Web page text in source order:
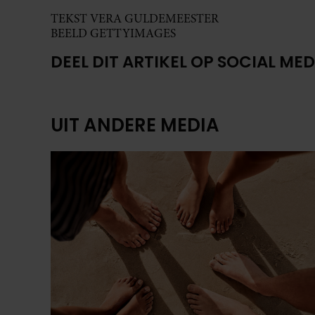
TEKST VERA GULDEMEESTER
BEELD GETTYIMAGES
DEEL DIT ARTIKEL OP SOCIAL
UIT ANDERE MEDIA